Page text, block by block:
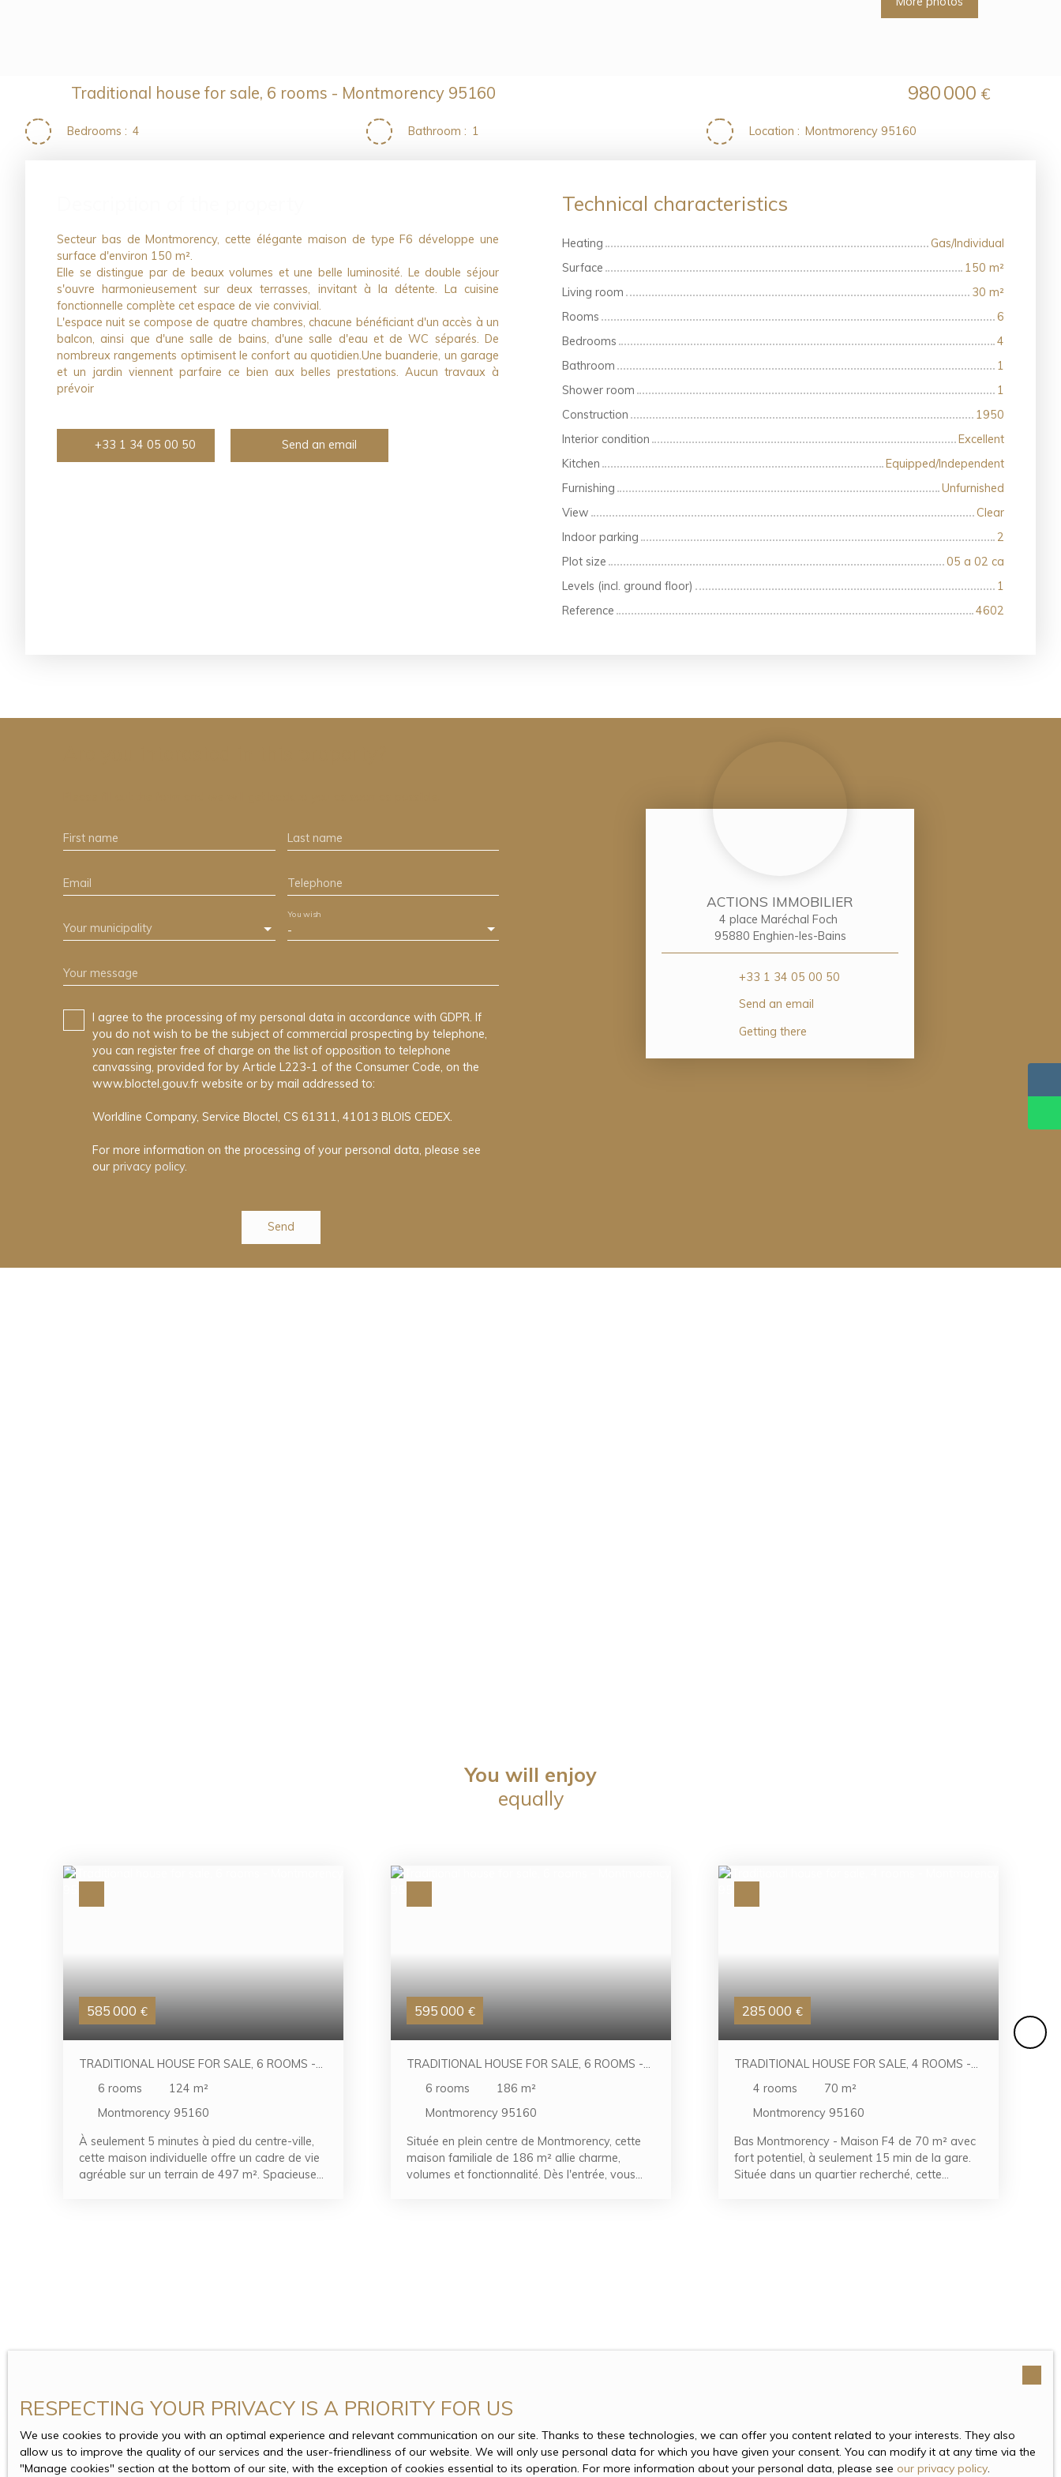
Traditional house for sale, 6 rooms - Montmorency 95160 980 000 €
Bedrooms : 4 Bathroom : 1 Location : Montmorency 95160
Secteur bas de Montmorency, cette élégante maison de type F6 développe une
surface d'environ 150 m².
Elle se distingue par de beaux volumes et une belle luminosité. Le double séjour
s'ouvre harmonieusement sur deux terrasses, invitant à la détente. La cuisine
fonctionnelle complète cet espace de vie convivial.
L'espace nuit se compose de quatre chambres, chacune bénéficiant d'un accès à un
balcon, ainsi que d'une salle de bains, d'une salle d'eau et de WC séparés. De
nombreux rangements optimisent le confort au quotidien.Une buanderie, un garage
et un jardin viennent parfaire ce bien aux belles prestations. Aucun travaux à
prévoir
+33 1 34 05 00 50 Send an email
Technical characteristics
Heating
Gas/Individual
Surface
150 m²
Living room
30 m²
Rooms
6
Bedrooms
4
Bathroom
1
Shower room
1
Construction
1950
Interior condition
Excellent
Kitchen
Equipped/Independent
Furnishing
Unfurnished
View
Clear
Indoor parking
2
Plot size
05 a 02 ca
Levels (incl. ground floor)
1
Reference
4602
First name Last name
Email Telephone
Your municipality -
You wish
Your message
I agree to the processing of my personal data in accordance with GDPR. If
you do not wish to be the subject of commercial prospecting by telephone,
you can register free of charge on the list of opposition to telephone
canvassing, provided for by Article L223-1 of the Consumer Code, on the
www.bloctel.gouv.fr website or by mail addressed to:
Worldline Company, Service Bloctel, CS 61311, 41013 BLOIS CEDEX.
For more information on the processing of your personal data, please see
our privacy policy.
Send
ACTIONS IMMOBILIER
4 place Maréchal Foch
95880 Enghien-les-Bains
+33 1 34 05 00 50
Send an email
Getting there
You will enjoy
equally
585 000 €
TRADITIONAL HOUSE FOR SALE, 6 ROOMS -
MONTMORENCY 95160
6 rooms 124 m²
Montmorency 95160
À seulement 5 minutes à pied du centre-ville,
cette maison individuelle offre un cadre de vie
agréable sur un terrain de 497 m². Spacieuse
595 000 €
TRADITIONAL HOUSE FOR SALE, 6 ROOMS -
MONTMORENCY 95160
6 rooms 186 m²
Montmorency 95160
Située en plein centre de Montmorency, cette
maison familiale de 186 m² allie charme,
volumes et fonctionnalité. Dès l'entrée, vous
optimal pour tous les membres du foyer.
Les nombreux rangements, dont un dressing et
des placards intégrés, facilitent l'aménagement
intérieur. À l'extérieur, une véranda lumineuse
285 000 €
TRADITIONAL HOUSE FOR SALE, 4 ROOMS -
MONTMORENCY 95160
4 rooms 70 m²
Montmorency 95160
Bas Montmorency - Maison F4 de 70 m² avec
fort potentiel, à seulement 15 min de la gare.
Située dans un quartier recherché, cette
RESPECTING YOUR PRIVACY IS A PRIORITY FOR US
We use cookies to provide you with an optimal experience and relevant communication on our site. Thanks to these technologies, we can offer you content related to your interests. They also
allow us to improve the quality of our services and the user-friendliness of our website. We will only use personal data for which you have given your consent. You can modify it at any time via the
″Manage cookies″ section at the bottom of our site, with the exception of cookies essential to its operation. For more information about your personal data, please see our privacy policy.